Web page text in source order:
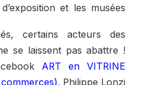
et les musées
certains acteurs des
se laissent pas abattre !
ART en VITRINE
, Philippe Lonzi